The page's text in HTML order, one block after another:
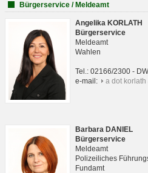
Bürgerservice / Meldeamt
Angelika KORLATH
Bürgerservice
Meldeamt
Wahlen
Tel.: 02166/2300 -
e-mail:
a dot
Barbara DANIEL
Bürgerservice
Meldeamt
Polizeiliches
Fundamt